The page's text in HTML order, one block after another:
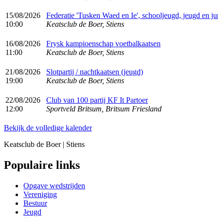
15/08/2026
10:00
Federatie 'Tusken Waed en Ie', schooljeugd, jeugd en
Keatsclub de Boer, Stiens
16/08/2026
11:00
Frysk kampioenschap voetbalkaatsen
Keatsclub de Boer, Stiens
21/08/2026
19:00
Slotpartij / nachtkaatsen (jeugd)
Keatsclub de Boer, Stiens
22/08/2026
12:00
Club van 100 partij KF It Partoer
Sportveld Britsum, Britsum Friesland
Bekijk de volledige kalender
Keatsclub de Boer | Stiens
Populaire links
Opgave wedstrijden
Vereniging
Bestuur
Jeugd